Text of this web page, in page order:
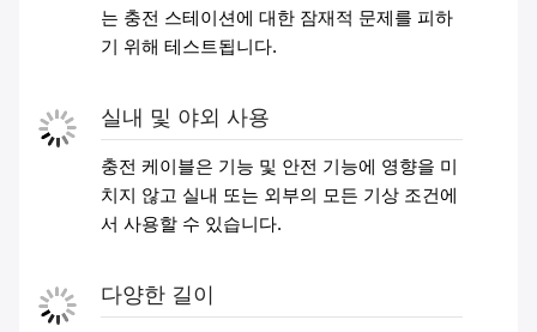
는 충전 스테이션에 대한 잠재적 문제를 피하
기 위해 테스트됩니다.
실내 및 야외 사용
충전 케이블은 기능 및 안전 기능에 영향을 미
치지 않고 실내 또는 외부의 모든 기상 조건에
서 사용할 수 있습니다.
다양한 길이